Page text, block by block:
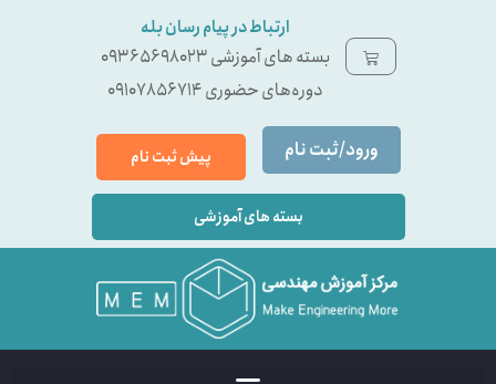
ارتباط در پیام رسان بله
بسته ‌های آموزشی 09365698023
دوره‌های حضوری 09107856714
ورود/ثبت نام پیش ثبت نام
بسته های آموزشی